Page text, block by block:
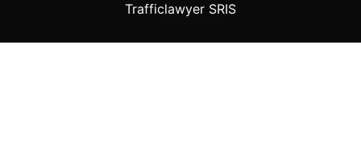
Trafficlawyer SRIS